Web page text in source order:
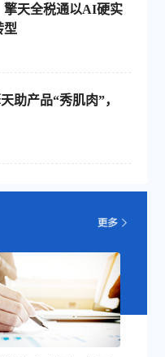
擎天全税通以AI硬实
型
助产品“秀肌肉”，